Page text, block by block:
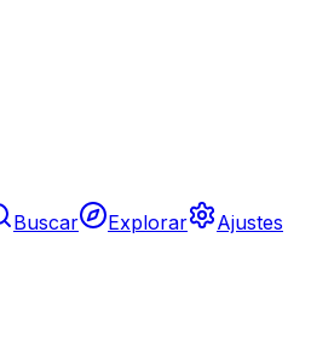
Buscar Explorar Ajustes